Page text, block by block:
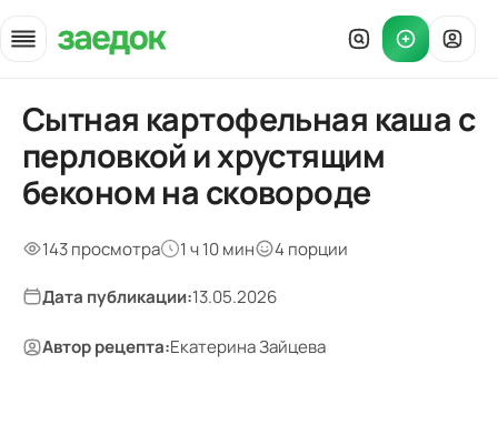
Главная
»
Рецепты
»
Картофельная каша с перловкой беконом
Сытная картофельная каша с
перловкой и хрустящим
беконом на сковороде
143 просмотра 1 ч 10 мин 4 порции
Дата публикации:13.05.2026
Автор рецепта:Екатерина Зайцева